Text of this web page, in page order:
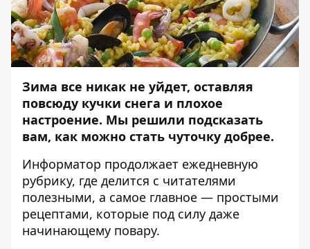
Зима все никак не уйдет, оставляя
повсюду кучки снега и плохое
настроение. Мы решили подсказать
вам, как можно стать чуточку добрее.
Информатор продолжает ежедневную
рубрику, где делится с читателями
полезными, а самое главное — простыми
рецептами, которые под силу даже
начинающему повару.